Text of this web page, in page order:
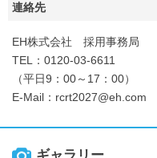
連絡先
EH株式会社 採用事務局
TEL：0120-03-6611
（平日9：00～17：00）
E-Mail：rcrt2027@eh.com